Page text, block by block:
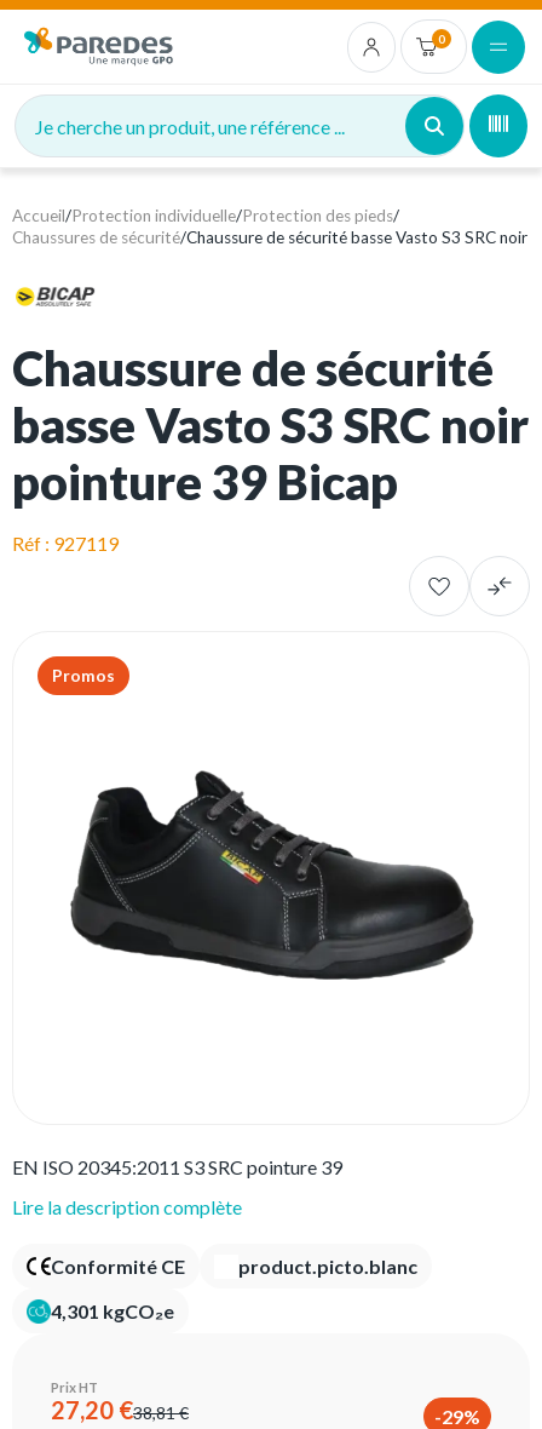
0
Je cherche un produit, une référence ...
Accueil/Protection individuelle/Protection des pieds/
Chaussures de sécurité/Chaussure de sécurité basse Vasto S3 SRC noir
Chaussure de sécurité
basse Vasto S3 SRC noir
pointure 39 Bicap
Réf : 927119
Promos
EN ISO 20345:2011 S3 SRC pointure 39
Lire la description complète
Conformité CE
product.picto.blanc
4,301 kgCO₂e
Prix HT
27,20 €38,81 € -29%